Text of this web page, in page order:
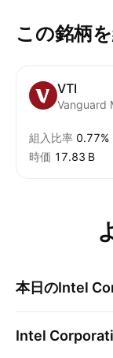
この銘柄
VTI
組入比率 0.77%
時価 ‪17.83 B‬
本日のIntel
Intel